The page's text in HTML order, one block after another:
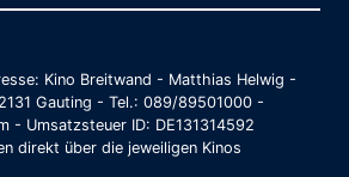
Kino Breitwand - Matthias Helwig -
Gauting - Tel.: 089/89501000 -
- Umsatzsteuer ID: DE131314592
direkt über die jeweiligen Kinos